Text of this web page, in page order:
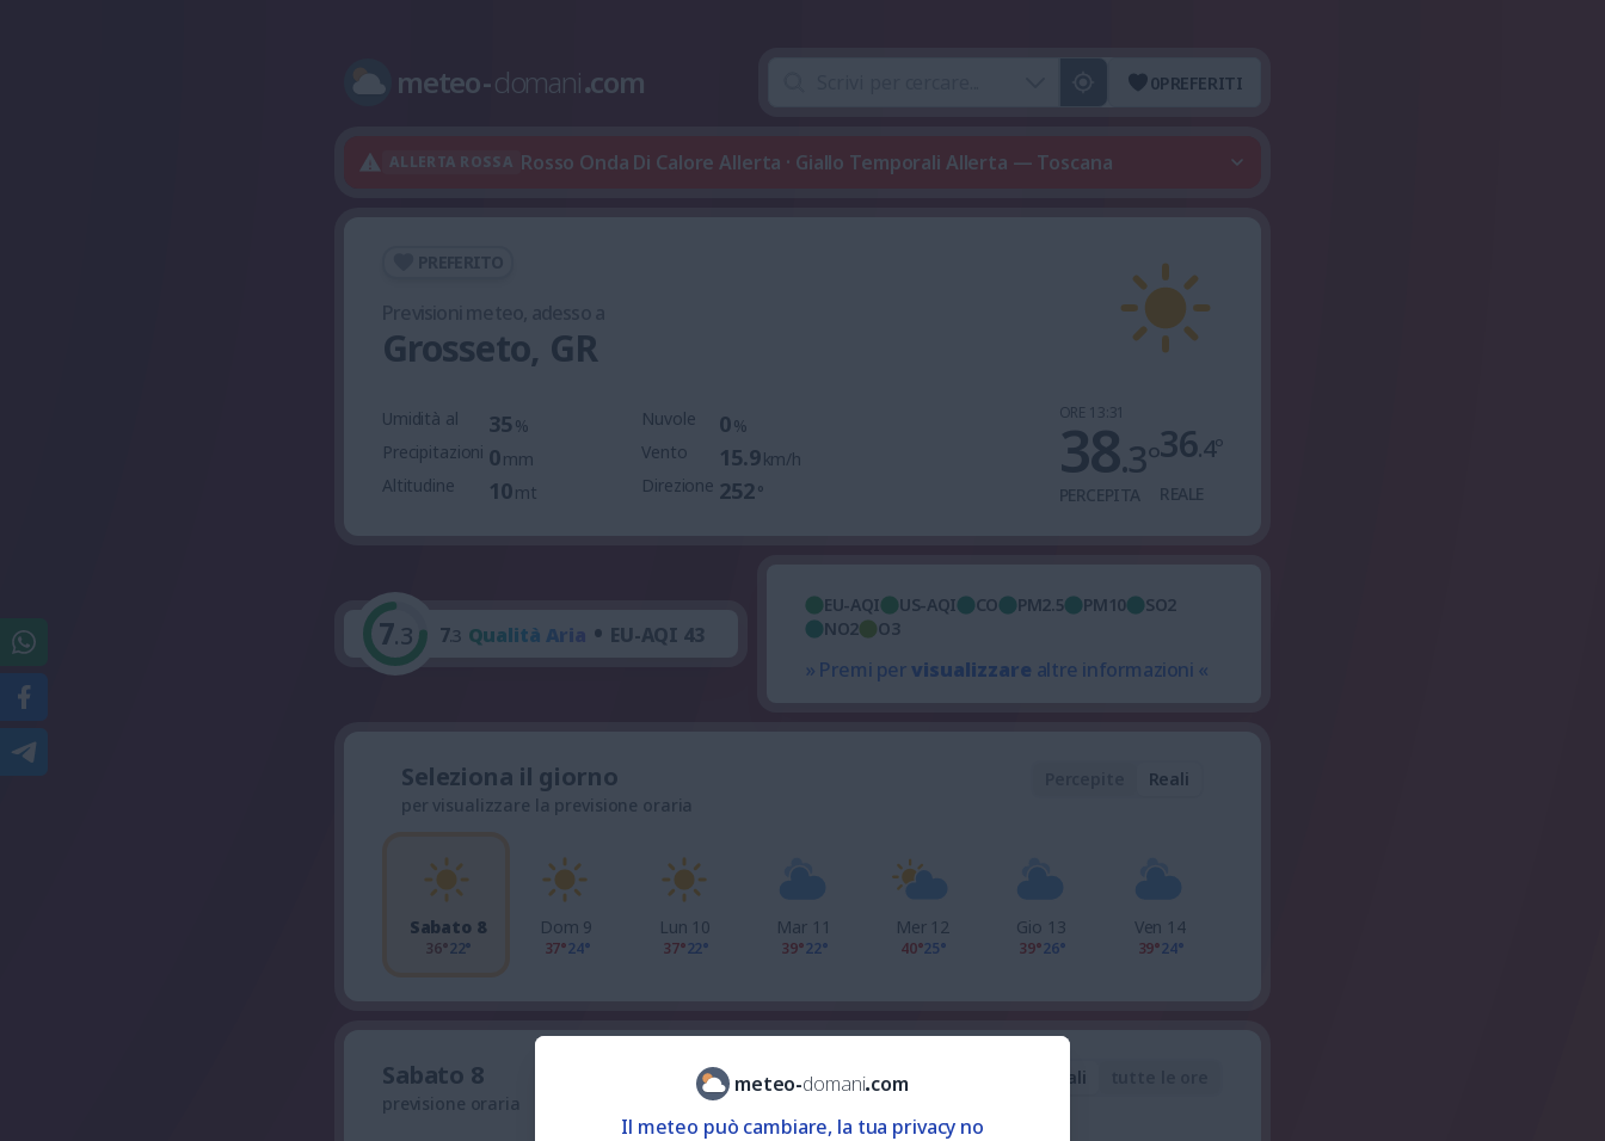
meteo-domani.com 0PREFERITI
ALLERTA ROSSA Rosso Onda Di Calore Allerta · Giallo Temporali Allerta — Toscana
Grosseto, GR
Umidità al 35 %
Precipitazioni 0mm
Altitudine
10mt
Nuvole 0%
Vento
15.9km/h
Direzione 252°
ORE 13:31
38.3°
PERCEPITA
36.4°
REALE
7.3 7.3 Qualità Aria • EU-AQI 43
EU-AQI US-AQI CO PM2.5 PM10
SO2
NO2
O3
» Premi pervisualizzare altre informazioni «
Seleziona il giorno
per visualizzare la previsione oraria
Reali
Sabato 8
36°22°
Dom 9
37°24°
Lun 10
37°22°
Mar 11
39°22°
Mer 12
40°25°
Gio 13
39°26°
Ven 14
39°24°
Sabato 8
previsione oraria
ore principali
meteo-domani.com
Il meteo può cambiare, la tua privacy no